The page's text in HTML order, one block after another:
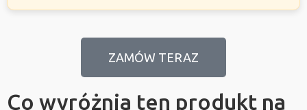
ZAMÓW TERAZ
Co wyróżnia ten produkt na